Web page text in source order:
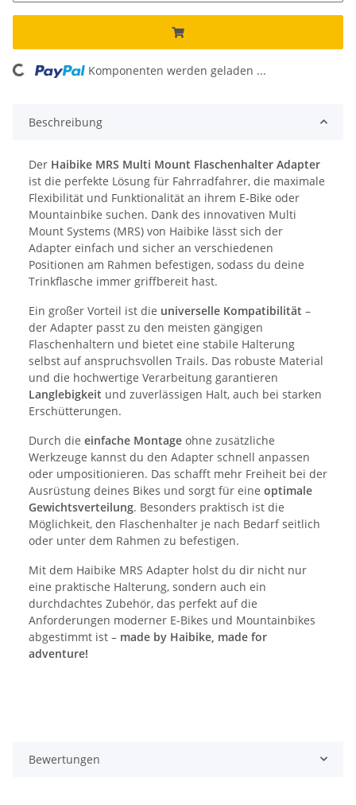
Komponenten werden geladen ...
Beschreibung
Der Haibike MRS Multi Mount Flaschenhalter Adapter
ist die perfekte Lösung für Fahrradfahrer, die maximale
Flexibilität und Funktionalität an ihrem E-Bike oder
Mountainbike suchen. Dank des innovativen Multi
Mount Systems (MRS) von Haibike lässt sich der
Adapter einfach und sicher an verschiedenen
Positionen am Rahmen befestigen, sodass du deine
Trinkflasche immer griffbereit hast.
Ein großer Vorteil ist die universelle Kompatibilität –
der Adapter passt zu den meisten gängigen
Flaschenhaltern und bietet eine stabile Halterung
selbst auf anspruchsvollen Trails. Das robuste Material
und die hochwertige Verarbeitung garantieren
Langlebigkeit und zuverlässigen Halt, auch bei starken
Erschütterungen.
Durch die einfache Montage ohne zusätzliche
Werkzeuge kannst du den Adapter schnell anpassen
oder umpositionieren. Das schafft mehr Freiheit bei der
Ausrüstung deines Bikes und sorgt für eine optimale
Gewichtsverteilung. Besonders praktisch ist die
Möglichkeit, den Flaschenhalter je nach Bedarf seitlich
oder unter dem Rahmen zu befestigen.
Mit dem Haibike MRS Adapter holst du dir nicht nur
eine praktische Halterung, sondern auch ein
durchdachtes Zubehör, das perfekt auf die
Anforderungen moderner E-Bikes und Mountainbikes
abgestimmt ist – made by Haibike, made for
adventure!
Bewertungen